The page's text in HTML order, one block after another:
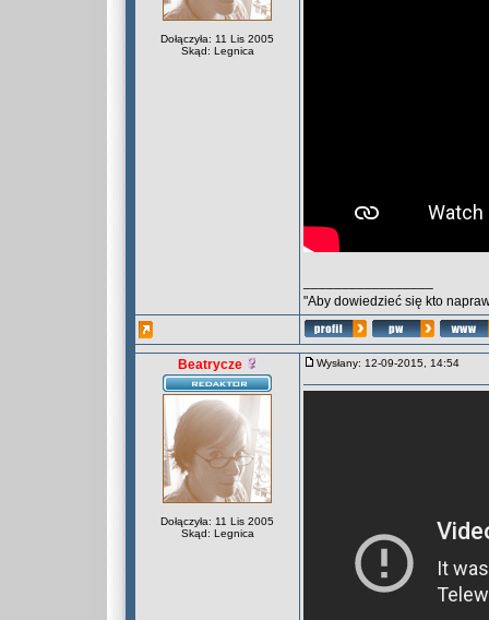
Dołączyła: 11 Lis 2005
Skąd: Legnica
"Aby dowiedzieć się kto
Beatrycze
Dołączyła: 11 Lis 2005
Skąd: Legnica
Wysłany: 12-09-2015, 14:54